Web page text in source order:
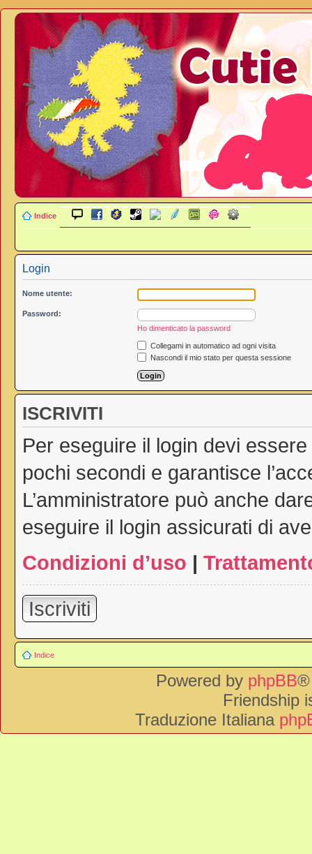
Indice
Login
Nome utente:
Password:
Ho dimenticato la password
Collegami in automatico ad ogni visita
Nascondi il mio stato per questa sessione
ISCRIVITI
Per eseguire il login devi
pochi secondi e garantisce
L’amministratore può anche
eseguire il login assicurati di
Condizioni d’uso |
Iscriviti
Indice
Powered by phpBB®
Friendship
Traduzione Italiana